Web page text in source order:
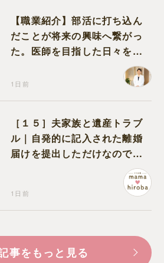
【職業紹介】部活に打ち込ん
だことが将来の興味へ繋がっ
た。医師を目指した日々を振
1日前
［１５］夫家族と遺産トラブ
ル｜自発的に記入された離婚
届けを提出しただけなので、
1日前
事をもっと見る